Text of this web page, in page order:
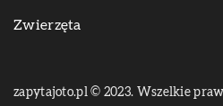
Zwierzęta
zapytajoto.pl © 2023. Wszelkie